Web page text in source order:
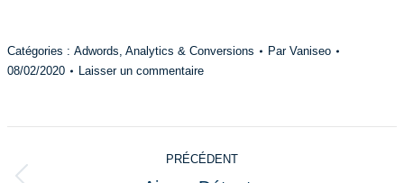
Catégories : Adwords, Analytics & Conversions Par Vaniseo
08/02/2020
Laisser un commentaire
PRÉCÉDENT